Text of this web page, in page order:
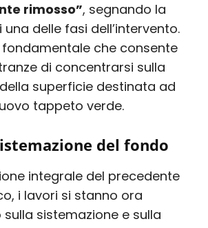
rimosso”, segnando la
delle fasi dell’intervento.
che consente
di concentrarsi sulla
superficie destinata ad
tappeto verde.
del fondo
integrale del precedente
i lavori si stanno ora
sistemazione e sulla